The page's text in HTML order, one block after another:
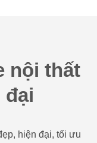
nội thất
đại
hiện đại, tối ưu